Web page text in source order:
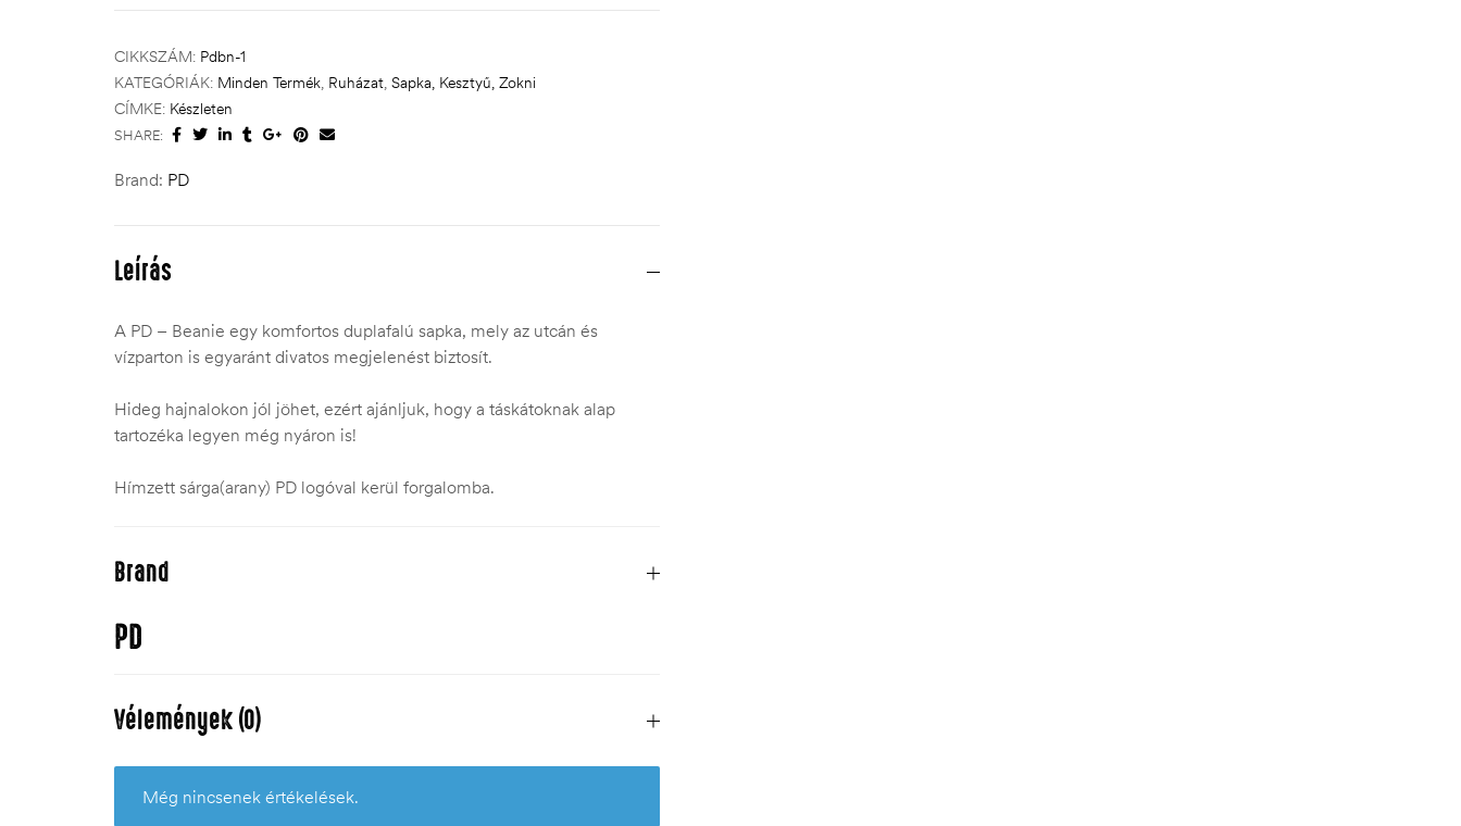
CIKKSZÁM: Pdbn-1
KATEGÓRIÁK: Minden Termék, Ruházat, Sapka, Kesztyű, Zokni
CÍMKE: Készleten
SHARE:
Brand: PD
Leírás
A PD – Beanie egy komfortos duplafalú sapka, mely az utcán és
vízparton is egyaránt divatos megjelenést biztosít.
Hideg hajnalokon jól jöhet, ezért ajánljuk, hogy a táskátoknak alap
tartozéka legyen még nyáron is!
Hímzett sárga(arany) PD logóval kerül forgalomba.
Brand
PD
Vélemények (0)
Még nincsenek értékelések.